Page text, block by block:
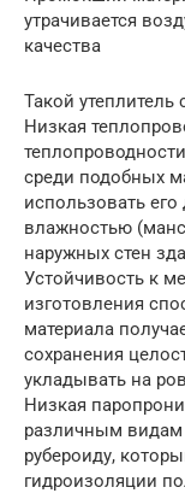
утрачивается
качества
Такой
Низкая
среди подобных
использовать
влажностью
наружных стен
Устойчивость к
изготовления
материала
сохранения
укладывать на
Низкая
различным видам
рубероиду,
гидроизоляции